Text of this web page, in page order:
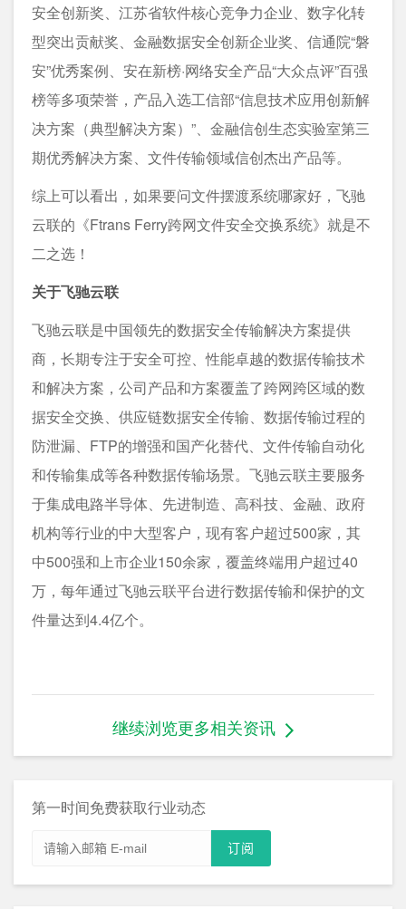
安全创新奖、江苏省软件核心竞争力企业、数字化转
型突出贡献奖、金融数据安全创新企业奖、信通院“磐
安”优秀案例、安在新榜·网络安全产品“大众点评”百强
榜等多项荣誉，产品入选工信部“信息技术应用创新解
决方案（典型解决方案）”、金融信创生态实验室第三
期优秀解决方案、文件传输领域信创杰出产品等。
综上可以看出，如果要问文件摆渡系统哪家好，飞驰
云联的《Ftrans Ferry跨网文件安全交换系统》就是不
二之选！
关于飞驰云联
飞驰云联是中国领先的数据安全传输解决方案提供
商，长期专注于安全可控、性能卓越的数据传输技术
和解决方案，公司产品和方案覆盖了跨网跨区域的数
据安全交换、供应链数据安全传输、数据传输过程的
防泄漏、FTP的增强和国产化替代、文件传输自动化
和传输集成等各种数据传输场景。飞驰云联主要服务
于集成电路半导体、先进制造、高科技、金融、政府
机构等行业的中大型客户，现有客户超过500家，其
中500强和上市企业150余家，覆盖终端用户超过40
万，每年通过飞驰云联平台进行数据传输和保护的文
件量达到4.4亿个。
继续浏览更多相关资讯
第一时间免费获取行业动态